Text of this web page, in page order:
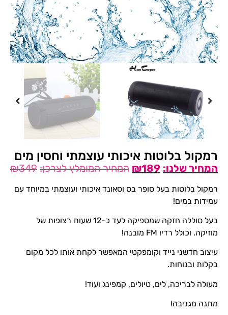
רמקול בלוטות איכותי עוצמתי וחסין מים
₪349 ₪189
רמקול בלוטות בעל סופר בס וסאונד איכותי ועוצמתי במיוחד עם
עמידות במים!
בעל סוללה חזקה שמספיקה לעד כ-12 שעות רצופות של
מוזיקה. וכולל רדיו FM מובנה!
עיצוב חדשני נייד וקומפקטי המאפשר לקחת אותו לכל מקום
בקלות ובנוחות.
מעולה לבריכה, לים, טיולים, קמפינג ועוד!
מתנה מגניבה!